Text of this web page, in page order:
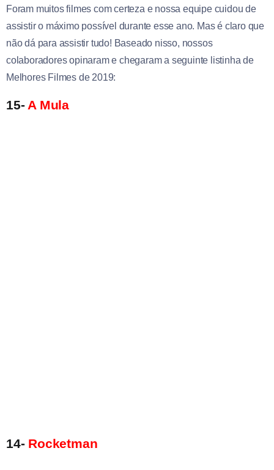
Foram muitos filmes com certeza e nossa equipe cuidou de
assistir o máximo possível durante esse ano. Mas é claro que
não dá para assistir tudo! Baseado nisso, nossos
colaboradores opinaram e chegaram a seguinte listinha de
Melhores Filmes de 2019:
15- A Mula
14- Rocketman